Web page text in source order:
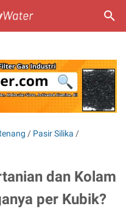
/ Pasir Silika /
dan Kolam
per Kubik?